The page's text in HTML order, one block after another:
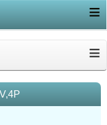
≡
≡